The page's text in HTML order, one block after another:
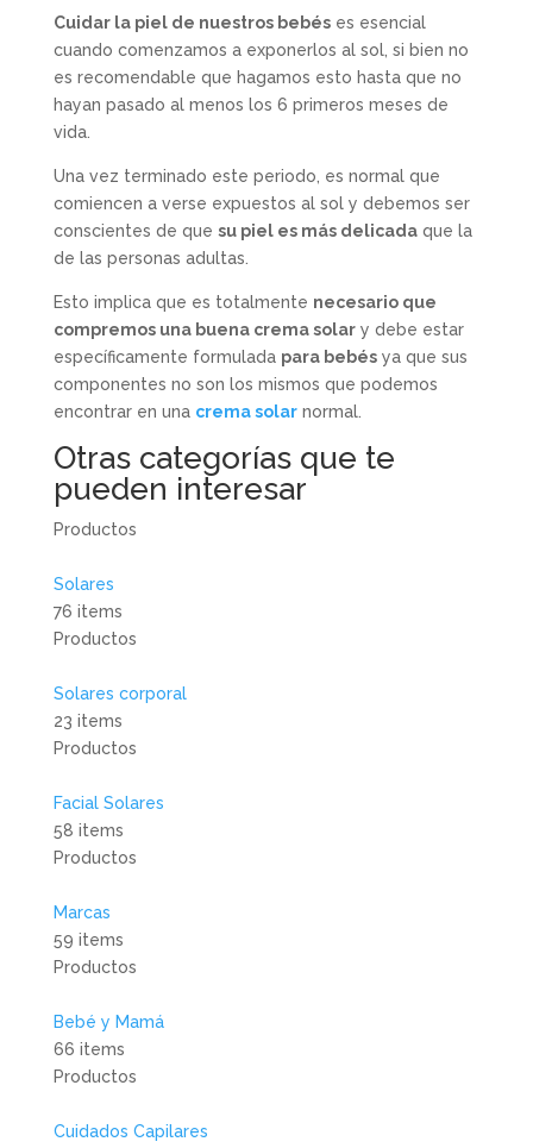
Cuidar la piel de nuestros bebéses esencial
cuando comenzamos a exponerlos al sol, si bien no
es recomendable que hagamos esto hasta que no
hayan pasado al menos los 6 primeros meses de
vida.
Una vez terminado este periodo, es normal que
comiencen a verse expuestos al sol y debemos ser
conscientes de que su piel es más delicadaque la
de las personas adultas.
Esto implica que es totalmente necesario que
compremos una buena crema solary debe estar
específicamente formulada para bebésya que sus
componentes no son los mismos que podemos
encontrar en una crema solar normal.
Otras categorías que te
pueden interesar​
Productos
Solares
76 items
Productos
Solares corporal
23 items
Productos
Facial Solares
58 items
Productos
Marcas
59 items
Productos
Bebé y Mamá
66 items
Productos
Cuidados Capilares